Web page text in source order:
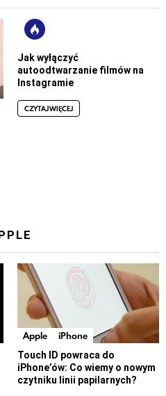
Jak wyłączyć
autoodtwarzanie filmów na
Instagramie
CZYTAJ WIĘCEJ
Apple iPhone
Touch ID powraca do
iPhone’ów: Co wiemy o nowym
czytniku linii papilarnych?